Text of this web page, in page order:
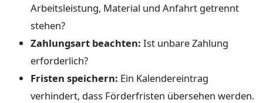
Arbeitsleistung, Material und Anfahrt getrennt
stehen?
Zahlungsart beachten: Ist unbare Zahlung
erforderlich?
Fristen speichern: Ein Kalendereintrag
verhindert, dass Förderfristen übersehen werden.